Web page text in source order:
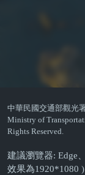
中華民國交通部觀光
Ministry of
Rights Reserved.
建議瀏覽器: Edge
效果為1920*1080 )